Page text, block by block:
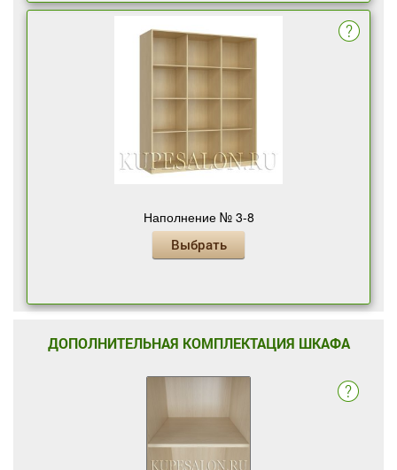
Наполнение № 3-8
Выбрать
ДОПОЛНИТЕЛЬНАЯ КОМПЛЕКТАЦИЯ ШКАФА